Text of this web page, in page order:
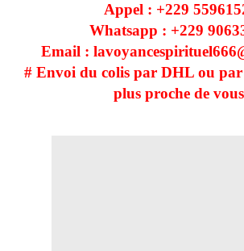
Appel : +229
Whatsapp : +229
Email :
# Envoi du colis par DHL ou
plus proche de